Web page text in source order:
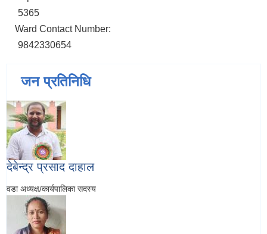
5365
Ward Contact Number:
9842330654
जन प्रतिनिधि
देबेन्द्र प्रसाद दाहाल
वडा अध्यक्ष/कार्यपालिका सदस्य